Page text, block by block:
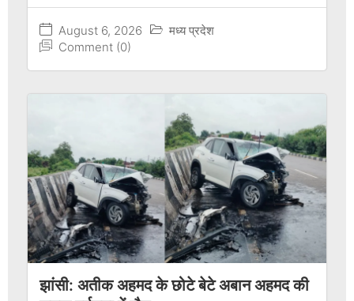
August 6, 2026
मध्य प्रदेश
Comment (0)
झांसी: अतीक अहमद के छोटे बेटे अबान अहमद की